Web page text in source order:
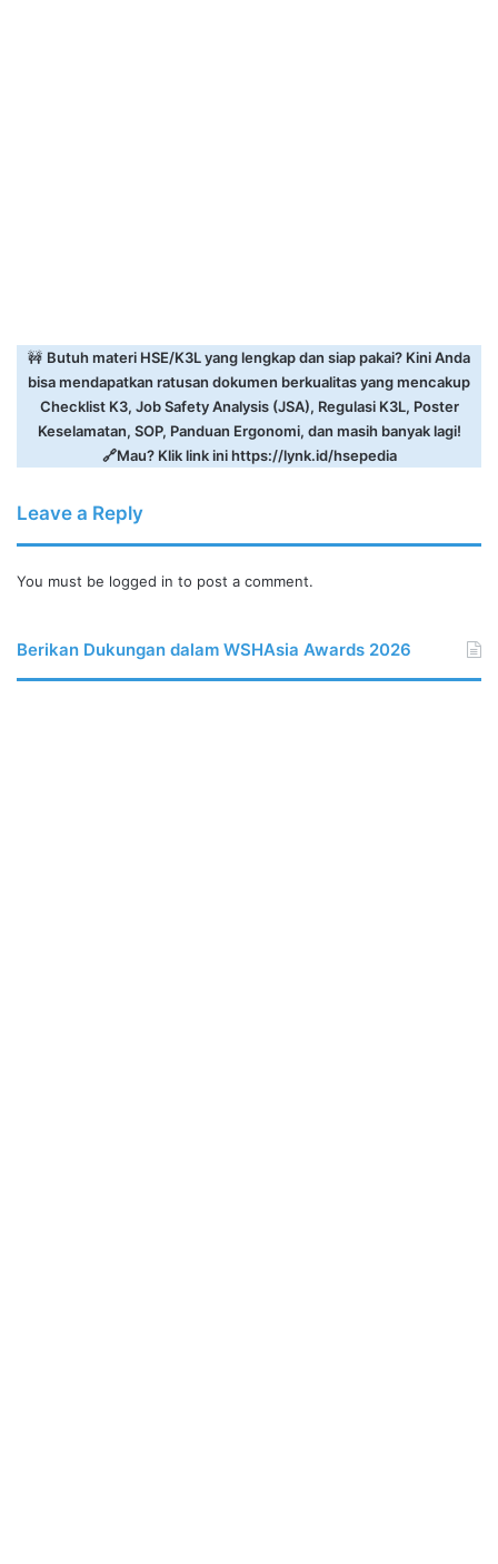
🚧 Butuh materi HSE/K3L yang lengkap dan siap pakai? Kini Anda
bisa mendapatkan ratusan dokumen berkualitas yang mencakup
Checklist K3, Job Safety Analysis (JSA), Regulasi K3L, Poster
Keselamatan, SOP, Panduan Ergonomi, dan masih banyak lagi!
🔗Mau? Klik link inihttps://lynk.id/hsepedia
Leave a Reply
You must be logged in to post a comment.
Berikan Dukungan dalam WSHAsia Awards 2026